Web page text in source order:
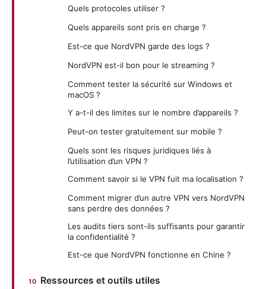
Quels protocoles utiliser ?
Quels appareils sont pris en charge ?
Est-ce que NordVPN garde des logs ?
NordVPN est-il bon pour le streaming ?
Comment tester la sécurité sur Windows et
macOS ?
Y a-t-il des limites sur le nombre d’appareils ?
Peut-on tester gratuitement sur mobile ?
Quels sont les risques juridiques liés à
l’utilisation d’un VPN ?
Comment savoir si le VPN fuit ma localisation ?
Comment migrer d’un autre VPN vers NordVPN
sans perdre des données ?
Les audits tiers sont-ils suffisants pour garantir
la confidentialité ?
Est-ce que NordVPN fonctionne en Chine ?
Ressources et outils utiles